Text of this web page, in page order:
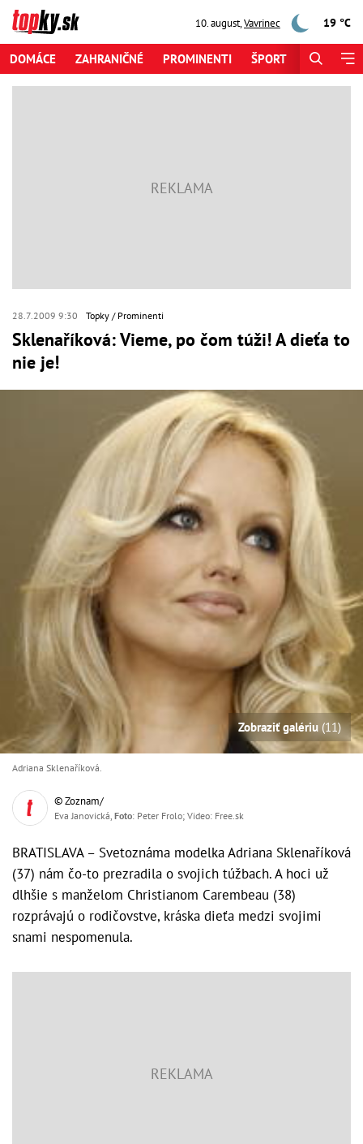
10. august,Vavrinec 19 °C
DOMÁCE ZAHRANIČNÉ PROMINENTI ŠPORT
28.7.2009 9:30 Topky Prominenti
Sklenaříková: Vieme, po čom túži! A dieťa to
nie je!
Zobraziť galériu (11)
Adriana Sklenaříková.
© Zoznam/
Eva Janovická, Foto: Peter Frolo; Video: Free.sk
BRATISLAVA – Svetoznáma modelka Adriana Sklenaříková
(37) nám čo-to prezradila o svojich túžbach. A hoci už
dlhšie s manželom Christianom Carembeau (38)
rozprávajú o rodičovstve, kráska dieťa medzi svojimi
snami nespomenula.